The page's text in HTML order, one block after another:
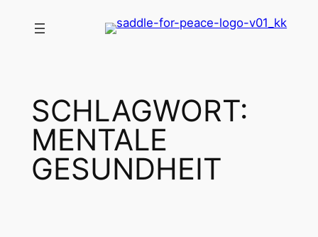
Inhalt
SCHLAGWORT:
MENTALE
GESUNDHEIT